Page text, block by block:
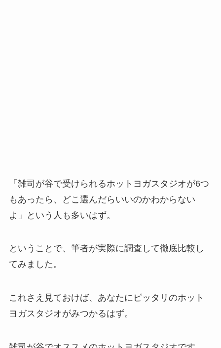
「雑司が谷で受けられるホットヨガスタジオが6つ
もあったら、どこ選んだらいいのかわからない
よ」という人も多いはず。
ということで、筆者が実際に調査して徹底比較し
てみました。
これさえ見ておけば、あなたにピッタリのホット
ヨガスタジオがみつかるはず。